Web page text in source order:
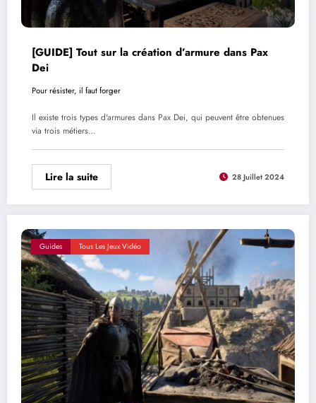
[GUIDE] Tout sur la création d’armure dans Pax
Dei
Pour résister, il faut forger
Il existe trois types d'armures dans Pax Dei, qui peuvent être obtenues
via trois métiers…
Lire la suite 28 Juillet 2024
Guides Tous Les Jeux Vidéo